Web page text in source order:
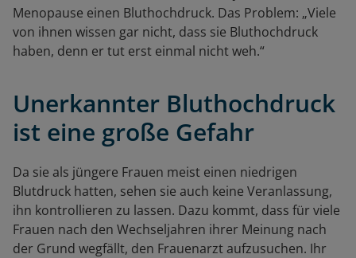
Menopause einen Bluthochdruck. Das Problem: „Viele
von ihnen wissen gar nicht, dass sie Bluthochdruck
haben, denn er tut erst einmal nicht weh.“
Unerkannter Bluthochdruck
ist eine große Gefahr
Da sie als jüngere Frauen meist einen niedrigen
Blutdruck hatten, sehen sie auch keine Veranlassung,
ihn kontrollieren zu lassen. Dazu kommt, dass für viele
Frauen nach den Wechseljahren ihrer Meinung nach
der Grund wegfällt, den Frauenarzt aufzusuchen. Ihr